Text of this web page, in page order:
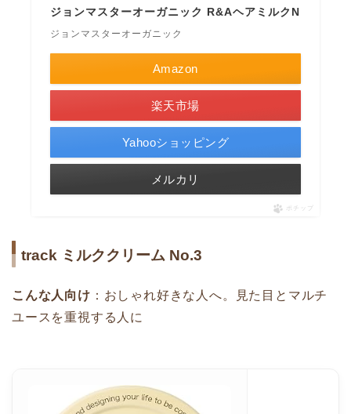
ジョンマスターオーガニック R&AヘアミルクN
ジョンマスターオーガニック
Amazon
楽天市場
Yahooショッピング
メルカリ
ポチップ
track ミルククリーム No.3
こんな人向け ：おしゃれ好きな人へ。見た目とマルチ
ユースを重視する人に